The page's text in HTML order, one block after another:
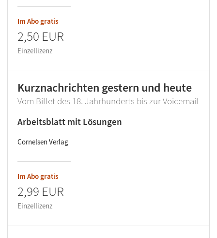
Im Abo gratis
2,50 EUR
Einzellizenz
Kurznachrichten gestern und heute
Vom Billet des 18. Jahrhunderts bis zur Voicemail
Arbeitsblatt mit Lösungen
Cornelsen Verlag
Im Abo gratis
2,99 EUR
Einzellizenz